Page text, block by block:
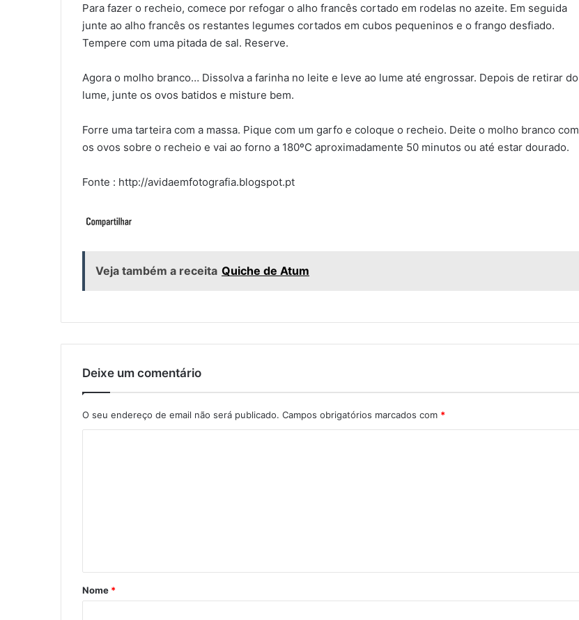
Para fazer o recheio, comece por refogar o alho francês cortado em rodelas no azeite. Em seguida
junte ao alho francês os restantes legumes cortados em cubos pequeninos e o frango desfiado.
Tempere com uma pitada de sal. Reserve.
Agora o molho branco… Dissolva a farinha no leite e leve ao lume até engrossar. Depois de retirar do
lume, junte os ovos batidos e misture bem.
Forre uma tarteira com a massa. Pique com um garfo e coloque o recheio. Deite o molho branco com
os ovos sobre o recheio e vai ao forno a 180ºC aproximadamente 50 minutos ou até estar dourado.
Fonte : http://avidaemfotografia.blogspot.pt
Veja também a receita Quiche de Atum
Deixe um comentário
O seu endereço de email não será publicado. Campos obrigatórios marcados com *
rNome *